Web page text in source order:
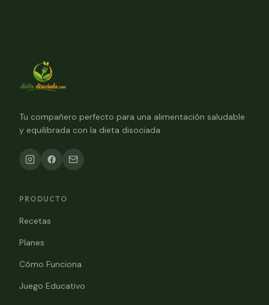
Tu compañero perfecto para una alimentación saludable
y equilibrada con la dieta disociada.
PRODUCTO
Recetas
Planes
Cómo Funciona
Juego Educativo